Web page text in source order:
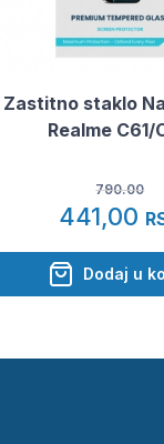
Zastitno staklo
Realme C61/
790.00
441,00
Dodaj u